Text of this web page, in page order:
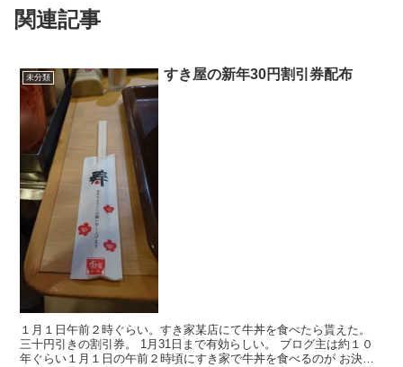
関連記事
未分類 すき屋の新年30円割引券配布
１月１日午前２時ぐらい。すき家某店にて牛丼を食べたら貰えた。
三十円引きの割引券。 1月31日まで有効らしい。 ブログ主は約１０
年ぐらい１月１日の午前２時頃にすき家で牛丼を食べるのが お決ま